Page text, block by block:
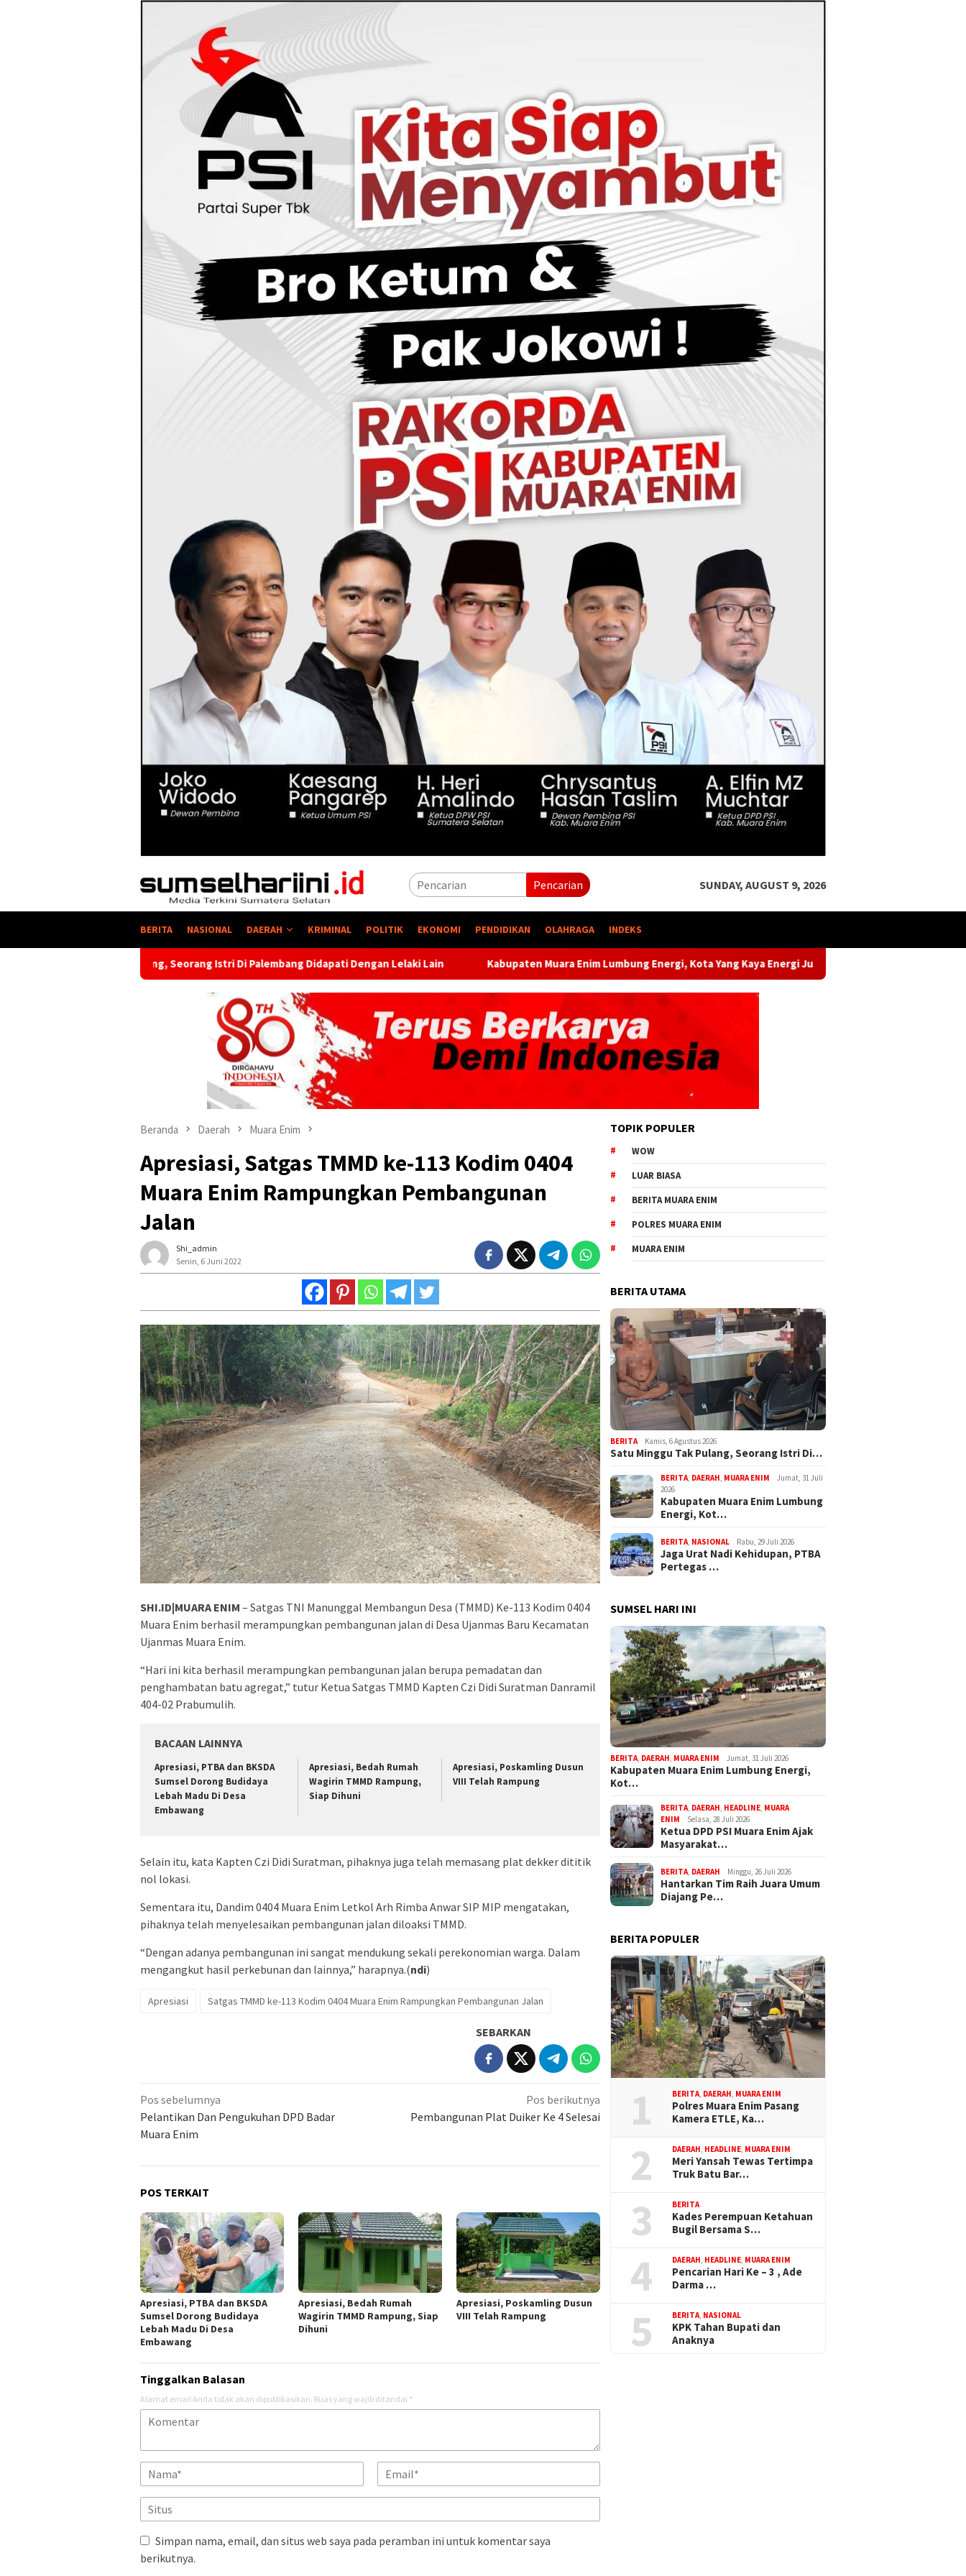
Pencarian SUNDAY, AUGUST 9, 2026
BERITA NASIONAL DAERAH KRIMINAL POLITIK EKONOMI PENDIDIKAN OLAHRAGA INDEKS
Seorang Istri Di Palembang Didapati Dengan Lelaki Lain Kabupaten Muara Enim Lumbung Energi, Kota Yang Kaya Energi Justru Kekurangan Energi
Beranda Daerah Muara Enim
Apresiasi, Satgas TMMD ke-113 Kodim 0404
Muara Enim Rampungkan Pembangunan
Jalan
Shi_admin
Senin, 6 Juni 2022
SHI.ID|MUARA ENIM – Satgas TNI Manunggal Membangun Desa (TMMD) Ke-113 Kodim 0404
Muara Enim berhasil merampungkan pembangunan jalan di Desa Ujanmas Baru Kecamatan
Ujanmas Muara Enim.
“Hari ini kita berhasil merampungkan pembangunan jalan berupa pemadatan dan
penghambatan batu agregat,” tutur Ketua Satgas TMMD Kapten Czi Didi Suratman Danramil
404-02 Prabumulih.
BACAAN LAINNYA
Apresiasi, PTBA dan BKSDA
Sumsel Dorong Budidaya
Lebah Madu Di Desa
Embawang
Apresiasi, Bedah Rumah
Wagirin TMMD Rampung,
Siap Dihuni
Apresiasi, Poskamling Dusun
VIII Telah Rampung
Selain itu, kata Kapten Czi Didi Suratman, pihaknya juga telah memasang plat dekker dititik
nol lokasi.
Sementara itu, Dandim 0404 Muara Enim Letkol Arh Rimba Anwar SIP MIP mengatakan,
pihaknya telah menyelesaikan pembangunan jalan diloaksi TMMD.
“Dengan adanya pembangunan ini sangat mendukung sekali perekonomian warga. Dalam
mengangkut hasil perkebunan dan lainnya,” harapnya.(ndi)
Apresiasi Satgas TMMD ke-113 Kodim 0404 Muara Enim Rampungkan Pembangunan Jalan
SEBARKAN
Navigasi
pos
Pos sebelumnya
Pelantikan Dan Pengukuhan DPD Badar
Muara Enim
Pos berikutnya
Pembangunan Plat Duiker Ke 4 Selesai
POS TERKAIT
Apresiasi, PTBA dan BKSDA
Sumsel Dorong Budidaya
Lebah Madu Di Desa
Embawang
Apresiasi, Bedah Rumah
Wagirin TMMD Rampung, Siap
Dihuni
Apresiasi, Poskamling Dusun
VIII Telah Rampung
Tinggalkan Balasan
Alamat email Anda tidak akan dipublikasikan. Ruas yang wajib ditandai *
Simpan nama, email, dan situs web saya pada peramban ini untuk komentar saya
berikutnya.
TOPIK POPULER
WOW
LUAR BIASA
BERITA MUARA ENIM
POLRES MUARA ENIM
MUARA ENIM
BERITA UTAMA
BERITA Kamis, 6 Agustus 2026
Satu Minggu Tak Pulang, Seorang Istri Di…
BERITA DAERAH MUARA ENIM
Jumat, 31 Juli
2026
Kabupaten Muara Enim Lumbung
Energi, Kot…
BERITA NASIONAL Rabu, 29 Juli 2026
Jaga Urat Nadi Kehidupan, PTBA
Pertegas …
SUMSEL HARI INI
BERITA, DAERAH, MUARA ENIM Jumat, 31 Juli 2026
Kabupaten Muara Enim Lumbung Energi,
Kot…
BERITA, DAERAH, HEADLINE, MUARA
ENIM
Selasa, 28 Juli 2026
Ketua DPD PSI Muara Enim Ajak
Masyarakat…
BERITA, DAERAH Minggu, 26 Juli 2026
Hantarkan Tim Raih Juara Umum
Diajang Pe…
BERITA POPULER
1 BERITA, DAERAH, MUARA ENIM
Polres Muara Enim Pasang
Kamera ETLE, Ka…
2 DAERAH, HEADLINE, MUARA ENIM
Meri Yansah Tewas Tertimpa
Truk Batu Bar…
3 BERITA
Kades Perempuan Ketahuan
Bugil Bersama S…
4 DAERAH, HEADLINE, MUARA ENIM
Pencarian Hari Ke – 3 , Ade
Darma …
5 BERITA, NASIONAL
KPK Tahan Bupati dan
Anaknya